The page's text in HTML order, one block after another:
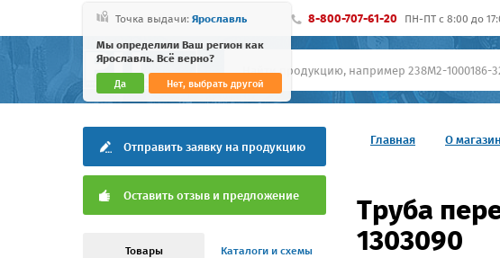
Точка выдачи: Ярославль
Мы определили Ваш регион как
Ярославль. Всё верно?
Да Нет, выбрать другой
8-800-707-61-20 ПН-ПТ c 8:00 до
Главная О
Отправить заявку на продукцию
Оставить отзыв и предложение
Товары Каталоги и схемы
Труба
1303090